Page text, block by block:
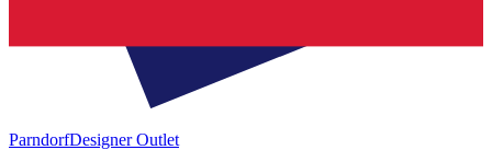
ParndorfDesigner Outlet